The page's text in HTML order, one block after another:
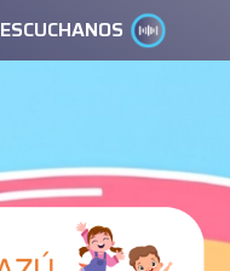
ESCUCHANOS